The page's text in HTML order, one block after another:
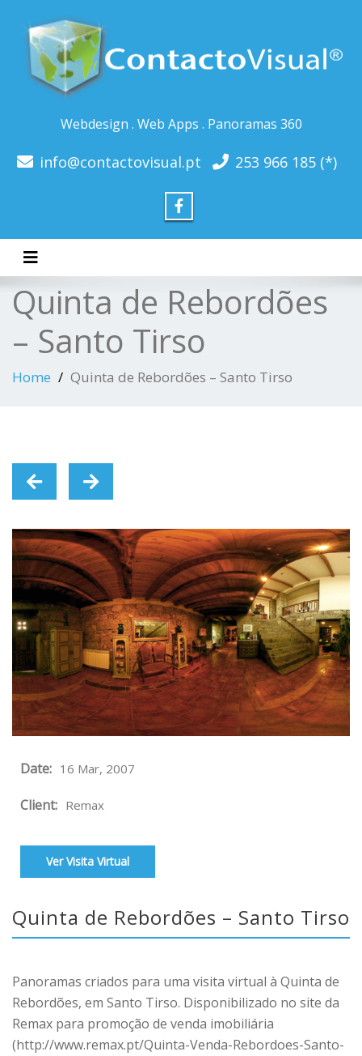
Webdesign . Web Apps . Panoramas 360
info@contactovisual.pt 253 966 185 (*)
Toggle navigation
Quinta de Rebordões
– Santo Tirso
Home Quinta de Rebordões – Santo Tirso
Date: 16 Mar, 2007
Client: Remax
Ver Visita Virtual
Quinta de Rebordões – Santo Tirso
Panoramas criados para uma visita virtual à Quinta de
Rebordões, em Santo Tirso. Disponibilizado no site da
Remax para promoção de venda imobiliária
(http://www.remax.pt/Quinta-Venda-Rebordoes-Santo-